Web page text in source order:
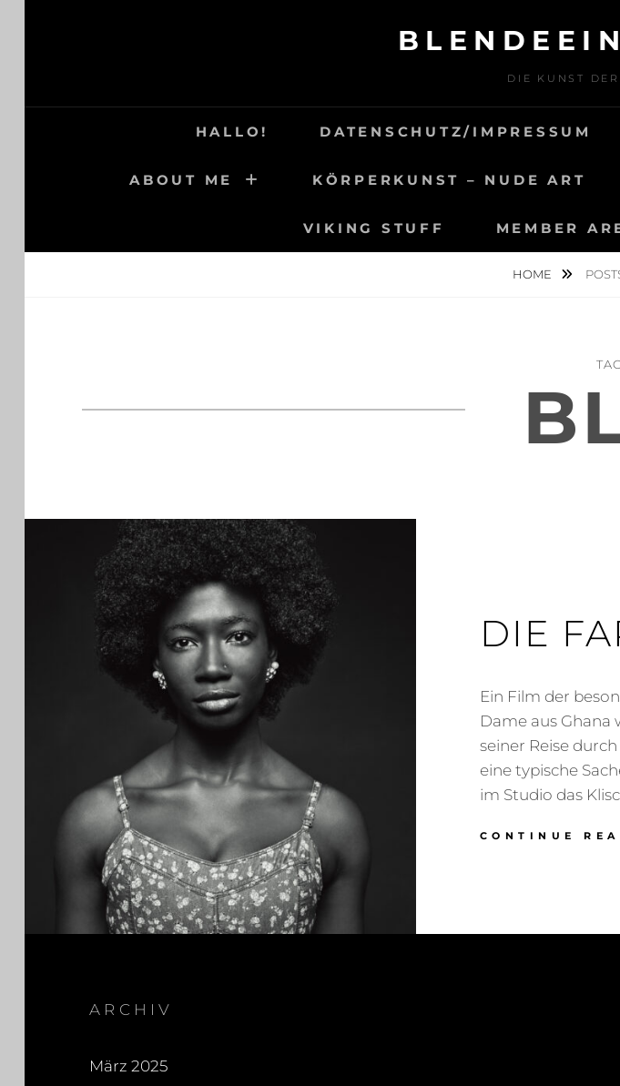
DIE KUNST
HALLO! DATENSCHUTZ/IMPRESSUM
ABOUT ME KÖRPERKUNST – NUDE ART
VIKING STUFF MEMBER
HOME
DIE
Ein Film der
Dame aus Ghana
seiner Reise
eine typische
im Studio das
CONTINUE
ARCHIV
März 2025